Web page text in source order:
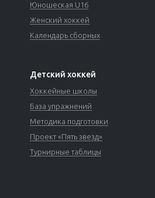
Юношеская U16
Женский хоккей
Календарь сборных
Детский хоккей
Хоккейные школы
База упражнений
Методика подготовки
Проект «Пять звезд»
Турнирные таблицы